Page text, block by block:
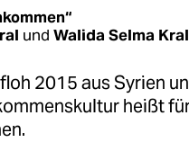
und Walida Selma Kral
2015 aus Syrien
heißt